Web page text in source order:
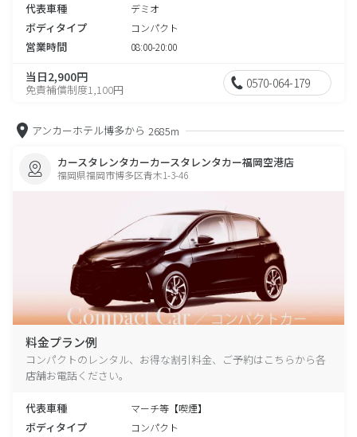
代表車種 デミオ
ボディタイプ コンパクト
営業時間 08:00-20:00
当日2,900円
免責補償制度1,100円 0570-064-179
アンカーホテル博多から 2685m
カースタレンタカーカースタレンタカー福岡空港店
福岡県福岡市博多区青木1-3-46
料金プラン例
コンパクトのレンタル、お得な割引料金、ご予約はこちらから各
店舗お電話ください。
代表車種 マーチ等【喫煙】
ボディタイプ コンパクト